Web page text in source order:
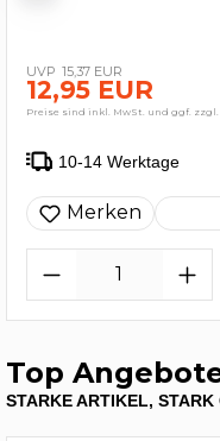
15,37 EUR
12,95 EUR
Preise sind inkl. MwSt. und ggf.
10-14 Werktage
Merken
Top
STARKE ARTIKEL, STARK